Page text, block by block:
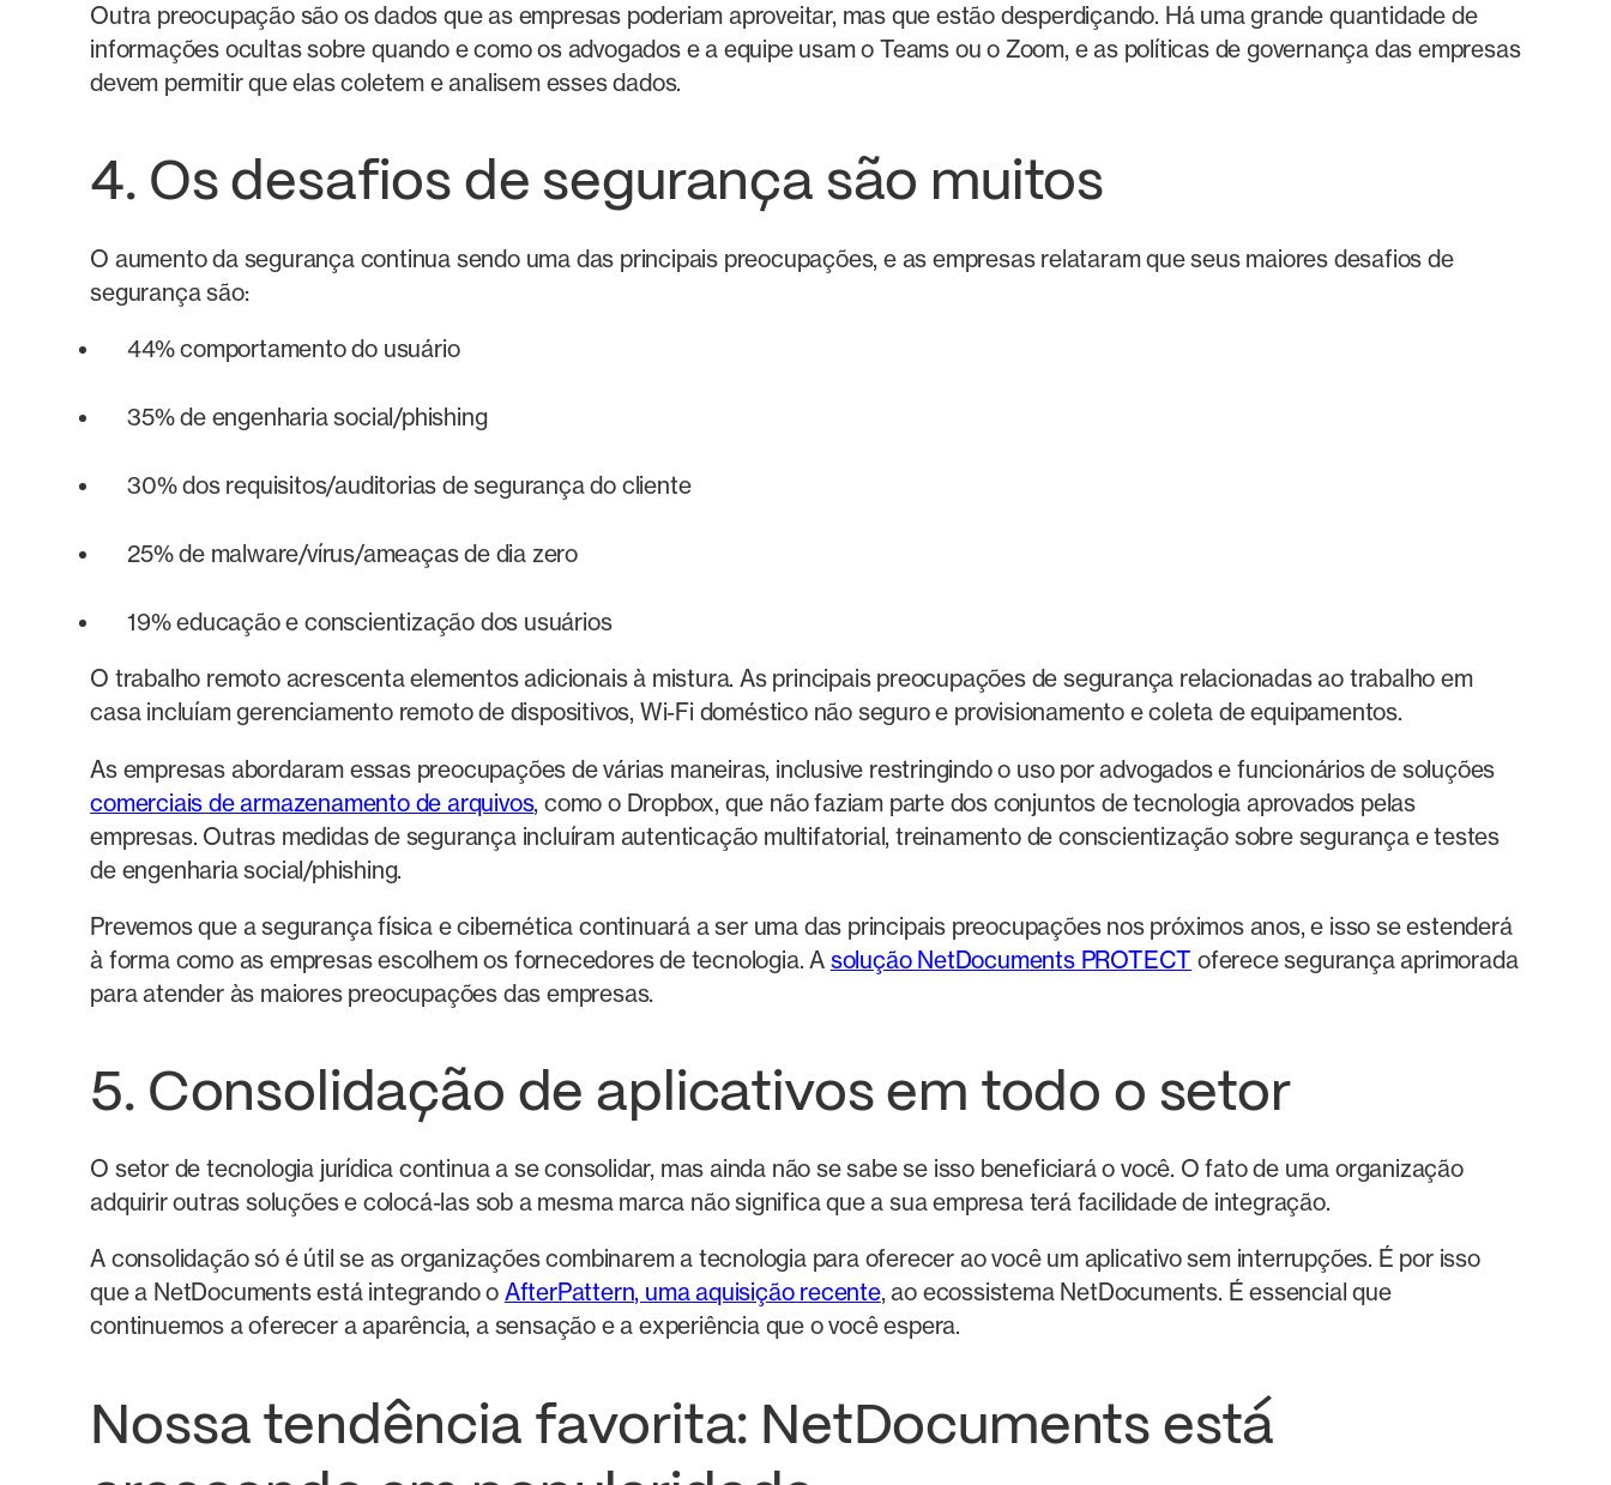
Outra preocupação são os dados que as empresas poderiam aproveitar, mas que estão desperdiçando. Há uma grande quantidade de
informações ocultas sobre quando e como os advogados e a equipe usam o Teams ou o Zoom, e as políticas de governança das empresas
devem permitir que elas coletem e analisem esses dados.
4. Os desafios de segurança são muitos
O aumento da segurança continua sendo uma das principais preocupações, e as empresas relataram que seus maiores desafios de
segurança são:
44% comportamento do usuário
35% de engenharia social/phishing
30% dos requisitos/auditorias de segurança do cliente
25% de malware/vírus/ameaças de dia zero
19% educação e conscientização dos usuários
O trabalho remoto acrescenta elementos adicionais à mistura. As principais preocupações de segurança relacionadas ao trabalho em
casa incluíam gerenciamento remoto de dispositivos, Wi-Fi doméstico não seguro e provisionamento e coleta de equipamentos.
As empresas abordaram essas preocupações de várias maneiras, inclusive restringindo o uso por advogados e funcionários de soluções
comerciais de armazenamento de arquivos, como o Dropbox, que não faziam parte dos conjuntos de tecnologia aprovados pelas
empresas. Outras medidas de segurança incluíram autenticação multifatorial, treinamento de conscientização sobre segurança e testes
de engenharia social/phishing.
Prevemos que a segurança física e cibernética continuará a ser uma das principais preocupações nos próximos anos, e isso se estenderá
à forma como as empresas escolhem os fornecedores de tecnologia. A solução NetDocuments PROTECT oferece segurança aprimorada
para atender às maiores preocupações das empresas.
5. Consolidação de aplicativos em todo o setor
O setor de tecnologia jurídica continua a se consolidar, mas ainda não se sabe se isso beneficiará o você. O fato de uma organização
adquirir outras soluções e colocá-las sob a mesma marca não significa que a sua empresa terá facilidade de integração.
A consolidação só é útil se as organizações combinarem a tecnologia para oferecer ao você um aplicativo sem interrupções. É por isso
que a NetDocuments está integrando o AfterPattern, uma aquisição recente, ao ecossistema NetDocuments. É essencial que
continuemos a oferecer a aparência, a sensação e a experiência que o você espera.
Nossa tendência favorita: NetDocuments está